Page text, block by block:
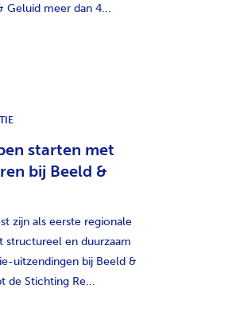
Geluid meer dan 4...
starten met
bij Beeld &
zijn als eerste regionale
en duurzaam
uitzendingen bij Beeld &
de Stichting Re...